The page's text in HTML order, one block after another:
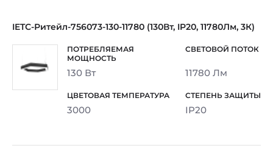
IETC-Ритейл-756073-130-11780 (130Вт, IP20, 11780Лм, 3К)
130 Вт 11780 Лм
3000 IP20